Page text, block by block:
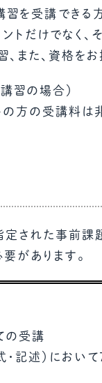
を受講できる
トだけでなく
また、資格をお
習の場合）
の方の受講料は
定された事前
があります。
の受講
・記述）におい